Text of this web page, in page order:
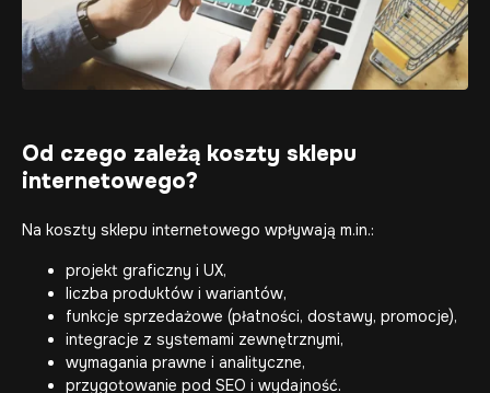
Od czego zależą koszty sklepu
internetowego?
Na koszty sklepu internetowego wpływają m.in.:
projekt graficzny i UX,
liczba produktów i wariantów,
funkcje sprzedażowe (płatności, dostawy, promocje),
integracje z systemami zewnętrznymi,
wymagania prawne i analityczne,
przygotowanie pod SEO i wydajność.